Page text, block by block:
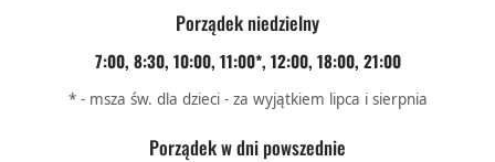
Porządek niedzielny
7:00, 8:30, 10:00, 11:00*, 12:00, 18:00, 21:00
* - msza św. dla dzieci - za wyjątkiem lipca i sierpnia
Porządek w dni powszednie